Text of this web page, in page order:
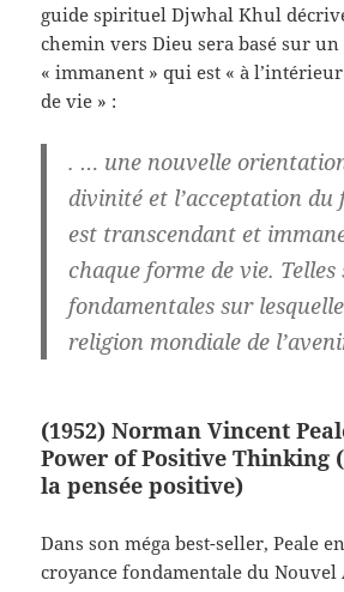
guide spirituel Djwhal Khul
chemin vers Dieu sera basé sur un
« immanent » qui est « à
de vie » :
. … une nouvelle
divinité et l’acceptation du
est transcendant et
chaque forme de vie.
fondamentales sur
religion mondiale de
(1952) Norman Vincent
Power of Positive Thinking
la pensée positive)
Dans son méga best-seller, Peale
croyance fondamentale du Nouvel